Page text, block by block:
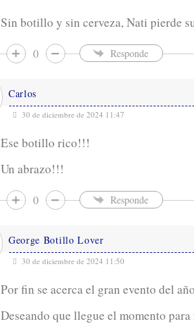
Sin botillo y sin cerveza, Nati pierde
0 Responde
Carlos
30 de diciembre de 2024 11:47
Ese botillo rico!!!
Un abrazo!!!
0 Responde
George Botillo Lover
30 de diciembre de 2024 11:50
Por fin se acerca el gran evento del
Deseando que llegue el momento